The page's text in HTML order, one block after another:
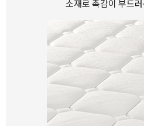
소재로 촉감이 부드